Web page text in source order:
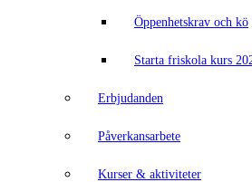
Öppenhetskrav och kö
Starta friskola kurs
Erbjudanden
Påverkansarbete
Kurser & aktiviteter